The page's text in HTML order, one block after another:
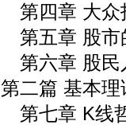
第四章 大众
第五章 股市
第六章 股民
第二篇 基本理
第七章 K线